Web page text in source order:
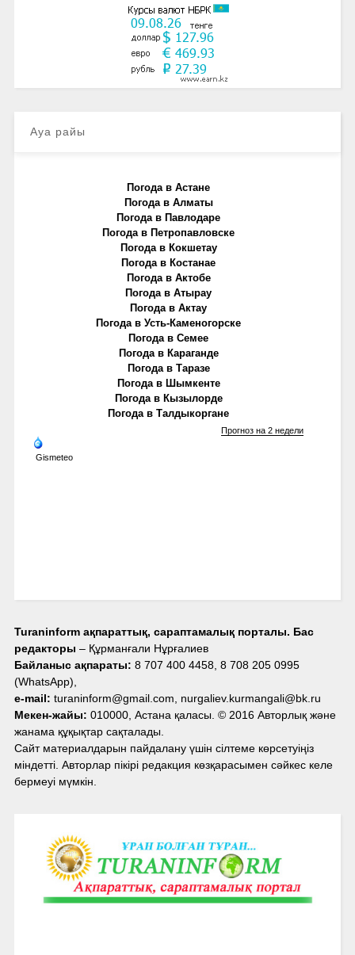
Ауа райы
Погода в Астане
Погода в Алматы
Погода в Павлодаре
Погода в Петропавловске
Погода в Кокшетау
Погода в Костанае
Погода в Актобе
Погода в Атырау
Погода в Актау
Погода в Усть-Каменогорске
Погода в Семее
Погода в Караганде
Погода в Таразе
Погода в Шымкенте
Погода в Кызылорде
Погода в Талдыкоргане
Gismeteo
Прогноз на 2 недели
Turaninform ақпараттық, сараптамалық порталы. Бас
редакторы – Құрманғали Нұрғалиев
Байланыс ақпараты: 8 707 400 4458, 8 708 205 0995
(WhatsApp),
e-mail: turaninform@gmail.com, nurgaliev.kurmangali@bk.ru
Мекен-жайы: 010000, Астана қаласы. © 2016 Авторлық және
жанама құқықтар сақталады.
Сайт материалдарын пайдалану үшін сілтеме көрсетуіңіз
міндетті. Авторлар пікірі редакция көзқарасымен сәйкес келе
бермеуі мүмкін.